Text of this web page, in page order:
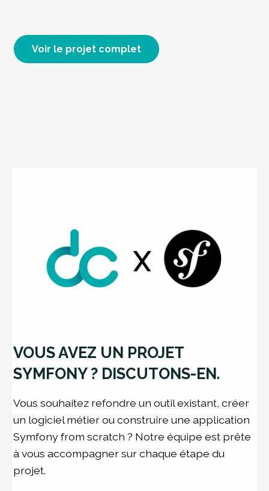
Voir le projet complet
VOUS AVEZ UN PROJET
SYMFONY ? DISCUTONS-EN.
Vous souhaitez refondre un outil existant, créer
un logiciel métier ou construire une application
Symfony from scratch ? Notre équipe est prête
à vous accompagner sur chaque étape du
projet.